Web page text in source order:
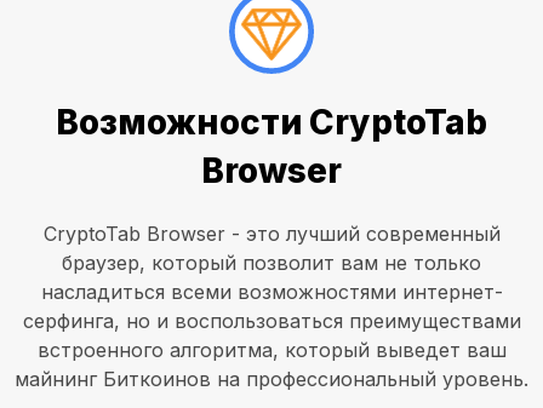
Возможности CryptoTab
Browser
CryptoTab Browser - это лучший современный
браузер, который позволит вам не только
насладиться всеми возможностями интернет-
серфинга, но и воспользоваться преимуществами
встроенного алгоритма, который выведет ваш
майнинг Биткоинов на профессиональный уровень.